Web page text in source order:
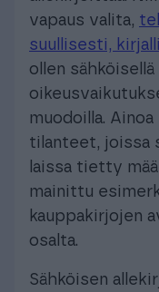
vapaus valita,
suullisesti,
ollen
muodoilla.
tilanteet, joissa
laissa tietty
mainittu
kauppakirjojen
osalta.
Sähköisen